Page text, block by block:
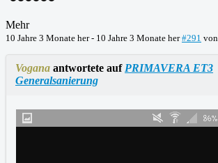
Mehr
10 Jahre 3 Monate her- 10 Jahre 3 Monate her #291 von
Vogana antwortete auf PRIMAVERA ET3
Generalsanierung